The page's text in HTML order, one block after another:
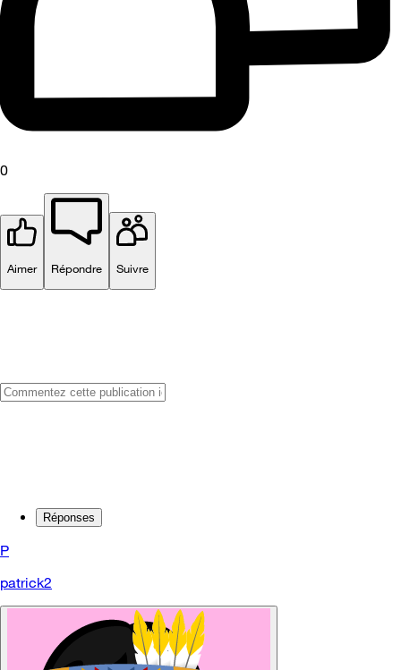
0
Aimer Répondre Suivre
Réponses
P
patrick2